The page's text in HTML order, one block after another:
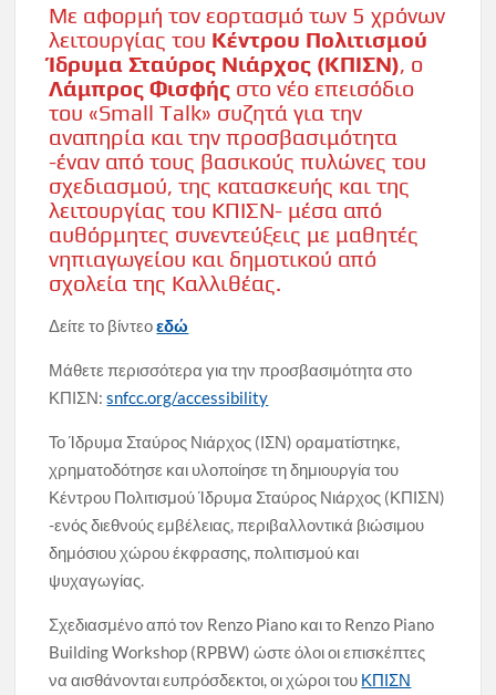
Mε αφορμή τον εορτασμό των 5 χρόνων
λειτουργίας του Κέντρου Πολιτισμού
Ίδρυμα Σταύρος Νιάρχος (ΚΠΙΣΝ) , ο
Λάμπρος Φισφής στο νέο επεισόδιο
του «Small Talk» συζητά για την
αναπηρία και την προσβασιμότητα
-έναν από τους βασικούς πυλώνες του
σχεδιασμού, της κατασκευής και της
λειτουργίας του ΚΠΙΣΝ- μέσα από
αυθόρμητες συνεντεύξεις με μαθητές
νηπιαγωγείου και δημοτικού από
σχολεία της Καλλιθέας.
Δείτε το βίντεοεδώ
Μάθετε περισσότερα για την προσβασιμότητα στο
ΚΠΙΣΝ:snfcc.org/accessibility
Το Ίδρυμα Σταύρος Νιάρχος (ΙΣΝ) οραματίστηκε,
χρηματοδότησε και υλοποίησε τη δημιουργία του
Κέντρου Πολιτισμού Ίδρυμα Σταύρος Νιάρχος (ΚΠΙΣΝ)
-ενός διεθνούς εμβέλειας, περιβαλλοντικά βιώσιμου
δημόσιου χώρου έκφρασης, πολιτισμού και
ψυχαγωγίας.
Σχεδιασμένο από τον Renzo Piano και το Renzo Piano
Building Workshop (RPBW) ώστε όλοι οι επισκέπτες
να αισθάνονται ευπρόσδεκτοι, οι χώροι του ΚΠΙΣΝ